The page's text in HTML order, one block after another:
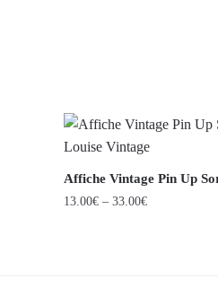
Affiche Vintage Pin Up
13.00€ – 33.00€